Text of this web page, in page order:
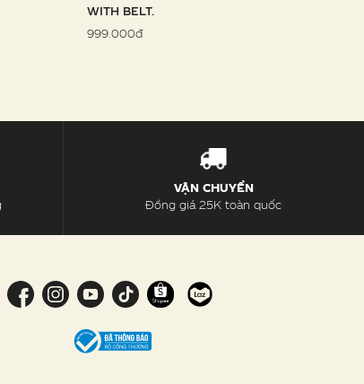
WITH BELT.
999.000đ
VẬN CHUYỂN
Đồng giá 25K toàn quốc